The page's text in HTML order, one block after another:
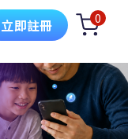
立即註冊 0